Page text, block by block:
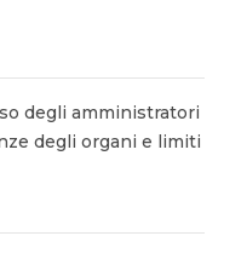
degli amministratori
degli organi e limiti